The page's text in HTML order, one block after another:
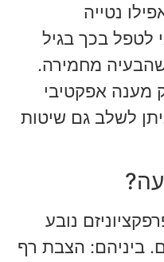
נטייה
לטפל בכך בגיל
מחמירה.
מענה אפקטיבי
לשלב גם שיטות
נובע
ביניהם: הצבת רף